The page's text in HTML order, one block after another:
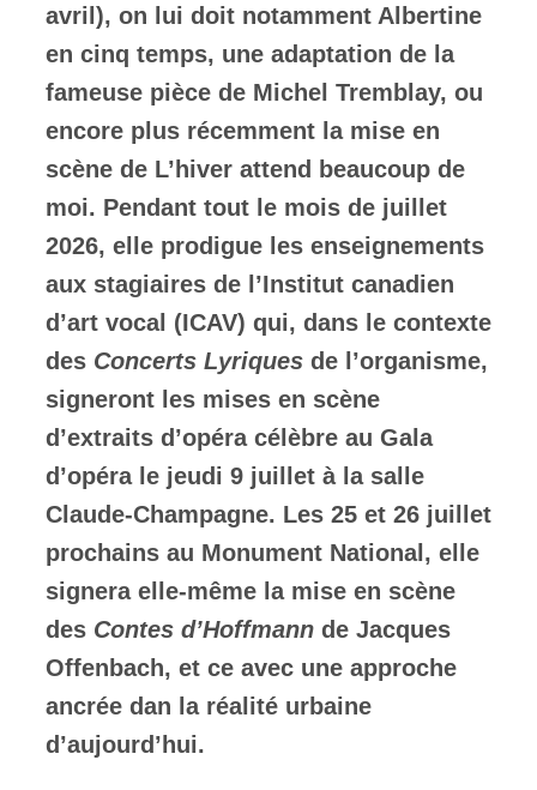
avril), on lui doit notamment Albertine
en cinq temps, une adaptation de la
fameuse pièce de Michel Tremblay, ou
encore plus récemment la mise en
scène de L’hiver attend beaucoup de
moi. Pendant tout le mois de juillet
2026, elle prodigue les enseignements
aux stagiaires de l’Institut canadien
d’art vocal (ICAV) qui, dans le contexte
des Concerts Lyriques de l’organisme,
signeront les mises en scène
d’extraits d’opéra célèbre au Gala
d’opéra le jeudi 9 juillet à la salle
Claude-Champagne. Les 25 et 26 juillet
prochains au Monument National, elle
signera elle-même la mise en scène
des Contes d’Hoffmann de Jacques
Offenbach, et ce avec une approche
ancrée dan la réalité urbaine
d’aujourd’hui.